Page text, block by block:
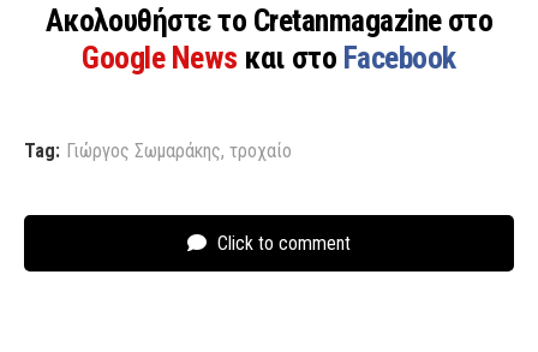
Ακολουθήστε το Cretanmagazine στο
Google News και στο Facebook
Tag: Γιώργος Σωμαράκης, τροχαίο
Click to comment